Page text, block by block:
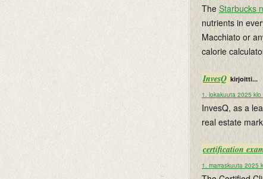
The Starbucks
nutrients in
Macchiato or
calorie
InvesQ kirjoitti...
1. lokakuuta 2025 klo
InvesQ, as a
real estate
certification
1. marraskuuta 2025